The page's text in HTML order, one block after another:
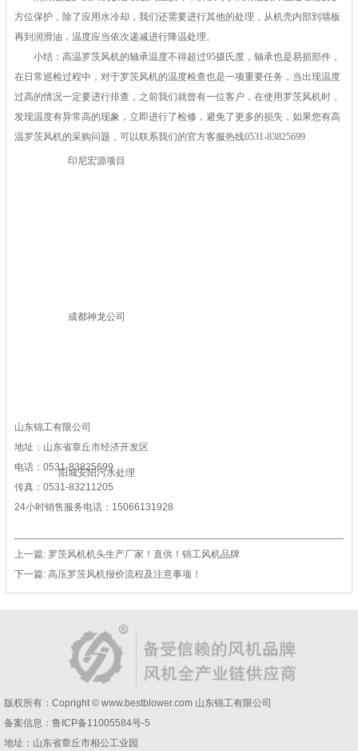
方位保护，除了应用水冷却，我们还需要进行其他的处理，从机壳内部到墙板
再到润滑油，温度应当依次递减进行降温处理。
小结：高温罗茨风机的轴承温度不得超过95摄氏度，轴承也是易损部件，
在日常巡检过程中，对于罗茨风机的温度检查也是一项重要任务，当出现温度
过高的情况一定要进行排查，之前我们就曾有一位客户，在使用罗茨风机时，
发现温度有异常高的现象，立即进行了检修，避免了更多的损失，如果您有高
温罗茨风机的采购问题，可以联系我们的官方客服热线0531-83825699
印尼宏源项目
成都神龙公司
阳城安阳污水处理
济南攻德铸造现场
山东锦工有限公司
地址：山东省章丘市经济开发区
电话：0531-83825699
传真：0531-83211205
24小时销售服务电话：15066131928
上一篇: 罗茨风机机头生产厂家！直供！锦工风机品牌
下一篇: 高压罗茨风机报价流程及注意事项！
版权所有：Copright © www.bestblower.com 山东锦工有限公司
备案信息： 鲁ICP备11005584号-5
地址：山东省章丘市相公工业园